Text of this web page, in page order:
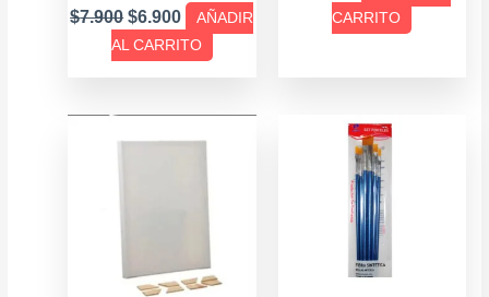
$7.900 $6.900
AÑADIR
AL CARRITO
CARRITO